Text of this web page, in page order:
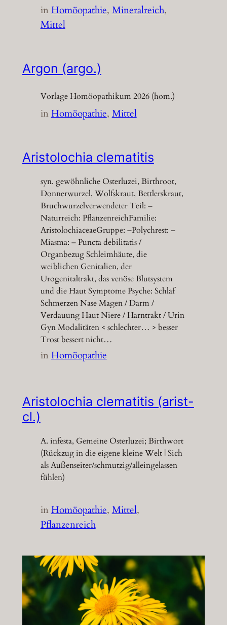
inHomöopathie, Mineralreich
Mittel
Argon (argo.)
Vorlage Homöopathikum 2026 (hom.)
inHomöopathie, Mittel
Aristolochia clematitis
syn. gewöhnliche Osterluzei, Birthroot,
Donnerwurzel, Wolfskraut, Bettlerskraut,
Bruchwurzelverwendeter Teil: –
Naturreich: PflanzenreichFamilie:
AristolochiaceaeGruppe: –Polychrest: –
Miasma: – Puncta debilitatis /
Organbezug Schleimhäute, die
weiblichen Genitalien, der
Urogenitaltrakt, das venöse Blutsystem
und die Haut Symptome Psyche: Schlaf
Schmerzen Nase Magen / Darm /
Verdauung Haut Niere / Harntrakt / Urin
Gyn Modalitäten < schlechter… > besser
Trost bessert nicht…
inHomöopathie
Aristolochia clematitis (arist-
cl.)
A. infesta, Gemeine Osterluzei; Birthwort
(Rückzug in die eigene kleine Welt | Sich
als Außenseiter/schmutzig/alleingelassen
fühlen)
inHomöopathie, Mittel
Pflanzenreich